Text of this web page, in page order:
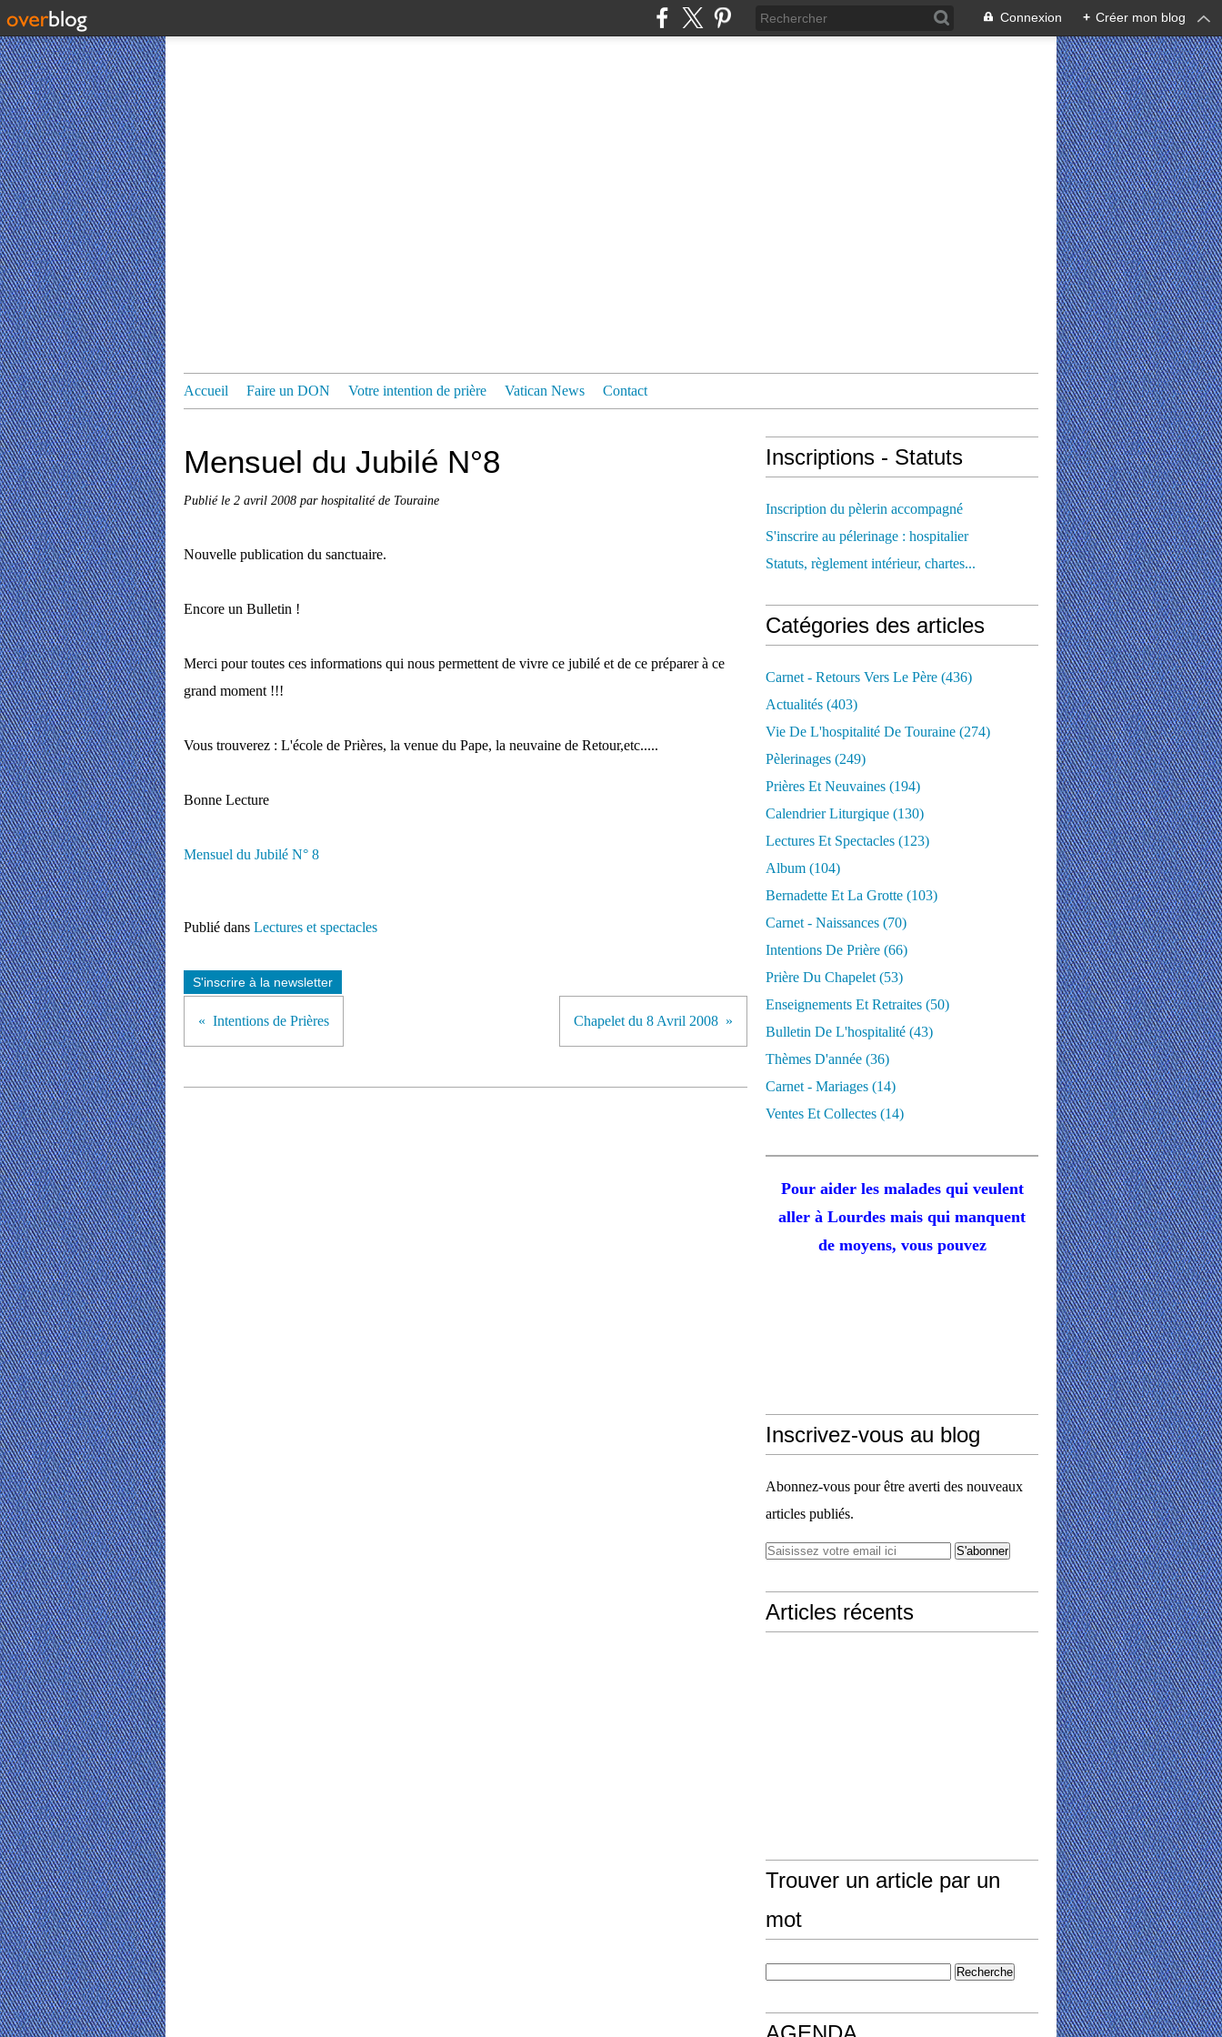
Connexion + Créer mon blog
Accueil Faire un DON Votre intention de prière Vatican News Contact
Mensuel du Jubilé N°8
Publié le 2 avril 2008 par hospitalité de Touraine
Nouvelle publication du sanctuaire.
Encore un Bulletin !
Merci pour toutes ces informations qui nous permettent de vivre ce jubilé et de ce préparer à ce
grand moment !!!
Vous trouverez : L'école de Prières, la venue du Pape, la neuvaine de Retour,etc.....
Bonne Lecture
Mensuel du Jubilé N° 8
Publié dans Lectures et spectacles
S'inscrire à la newsletter
Intentions de Prières Chapelet du 8 Avril 2008
Inscriptions - Statuts
Inscription du pèlerin accompagné
S'inscrire au pélerinage : hospitalier
Statuts, règlement intérieur, chartes...
Catégories des articles
Carnet - Retours Vers Le Père (436)
Actualités (403)
Vie De L'hospitalité De Touraine (274)
Pèlerinages (249)
Prières Et Neuvaines (194)
Calendrier Liturgique (130)
Lectures Et Spectacles (123)
Album (104)
Bernadette Et La Grotte (103)
Carnet - Naissances (70)
Intentions De Prière (66)
Prière Du Chapelet (53)
Enseignements Et Retraites (50)
Bulletin De L'hospitalité (43)
Thèmes D'année (36)
Carnet - Mariages (14)
Ventes Et Collectes (14)
Pour aider les malades qui veulent
aller à Lourdes mais qui manquent
de moyens, vous pouvez
Inscrivez-vous au blog
Abonnez-vous pour être averti des nouveaux
articles publiés.
Articles récents
Trouver un article par un
mot